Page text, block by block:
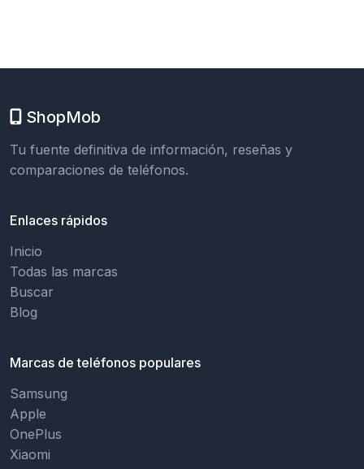
ShopMob
Tu fuente definitiva de información, reseñas y
comparaciones de teléfonos.
Enlaces rápidos
Inicio
Todas las marcas
Buscar
Blog
Marcas de teléfonos populares
Samsung
Apple
OnePlus
Xiaomi